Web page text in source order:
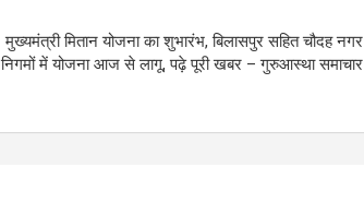
मुख्यमंत्री मितान योजना का शुभारंभ, बिलासपुर सहित चौदह नगर
निगमों में योजना आज से लागू, पढ़े पूरी खबर – गुरुआस्था समाचार